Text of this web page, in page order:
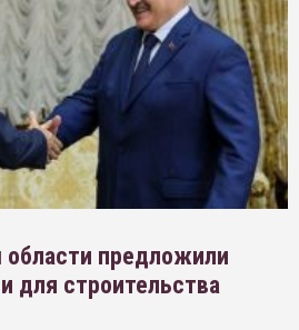
области предложили
для строительства